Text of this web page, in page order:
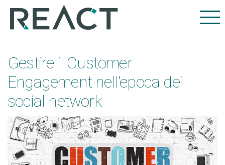
Gestire il Customer
Engagement nell'epoca dei
social network